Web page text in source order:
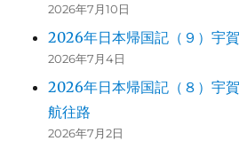
2026年7月10日
2026年日本帰国記（９）宇賀
2026年7月4日
2026年日本帰国記（８）宇
航往路
2026年7月2日